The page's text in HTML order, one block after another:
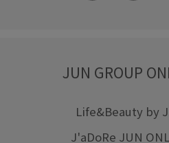
JUN GROUP
Life&Beauty by
J'aDoRe JUN